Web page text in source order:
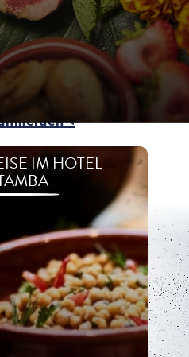
Sie sich über unsere
weitere kulinarische
informieren.
<
IM HOTEL